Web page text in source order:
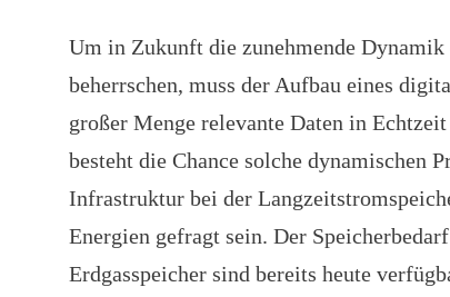
Um in Zukunft die zunehmende
beherrschen, muss der Aufbau eines
großer Menge relevante Daten in
besteht die Chance solche dynamischen
Infrastruktur bei der
Energien gefragt sein. Der
Erdgasspeicher sind bereits heute